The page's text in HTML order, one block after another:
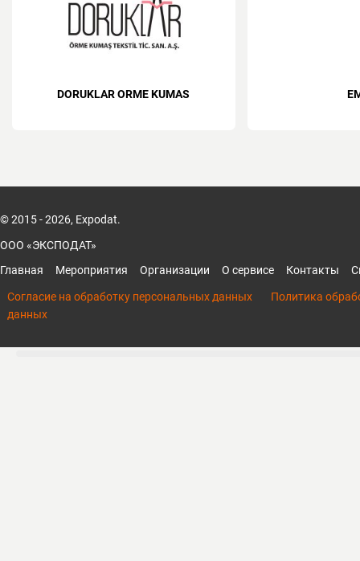
DORUKLAR ORME KUMAS
© 2015 - 2026, Expodat.
ООО «ЭКСПОДАТ»
Главная
Мероприятия Организации О сервисе Контакты
Согласие на обработку персональных данных
Политика
данных